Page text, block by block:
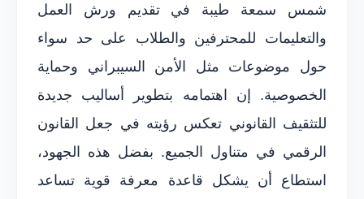
شمس سمعة طيبة في تقديم ورش العمل
والتعليمات للمحترفين والطلاب على حد سواء
حول موضوعات مثل الأمن السيبراني وحماية
الخصوصية. إن اهتمامه بتطوير أساليب جديدة
للتثقيف القانوني تعكس رؤيته في جعل القانون
الرقمي في متناول الجميع. بفضل هذه الجهود،
استطاع أن يشكل قاعدة معرفة قوية تساعد